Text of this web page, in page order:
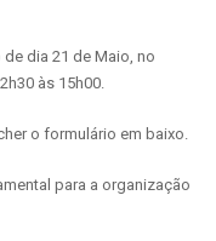
dia 21 de Maio, no
às 15h00.
o formulário em baixo.
para a organização